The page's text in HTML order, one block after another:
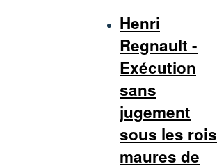
Henri
Regnault -
Exécution
sans
jugement
sous les rois
maures de